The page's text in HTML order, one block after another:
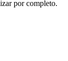
por completo.